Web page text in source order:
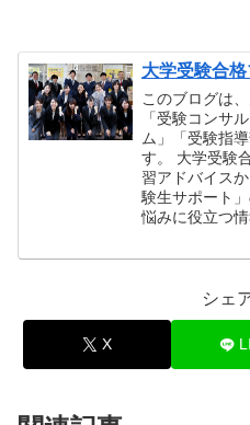
大学受験合
このブログは
「受験コンサ
ム」「受験指
す。 大学受験
習アドバイス
験生サポート
悩みに役立つ
シェ
X